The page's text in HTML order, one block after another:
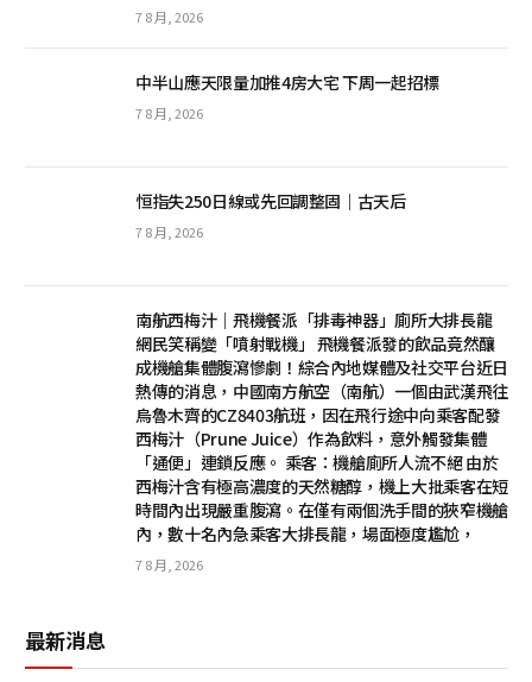
7 8 月, 2026
中半山應天限量加推4房大宅 下周一起招標
7 8 月, 2026
恒指失250日線或先回調整固｜古天后
7 8 月, 2026
南航西梅汁｜飛機餐派「排毒神器」廁所大排長龍
網民笑稱變「噴射戰機」 飛機餐派發的飲品竟然釀
成機艙集體腹瀉慘劇！綜合內地媒體及社交平台近日
熱傳的消息，中國南方航空（南航）一個由武漢飛往
烏魯木齊的CZ8403航班，因在飛行途中向乘客配發
西梅汁（Prune Juice）作為飲料，意外觸發集體
「通便」連鎖反應。 乘客：機艙廁所人流不絕 由於
西梅汁含有極高濃度的天然糖醇，機上大批乘客在短
時間內出現嚴重腹瀉。在僅有兩個洗手間的狹窄機艙
內，數十名內急乘客大排長龍，場面極度尷尬，
7 8 月, 2026
最新消息